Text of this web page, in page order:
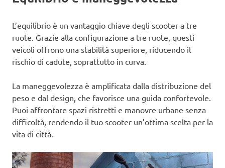
L’equilibrio è un vantaggio chiave degli scooter a tre
ruote. Grazie alla configurazione a tre ruote, questi
veicoli offrono una stabilità superiore, riducendo il
rischio di cadute, soprattutto in curva.
La maneggevolezza è amplificata dalla distribuzione del
peso e dal design, che favorisce una guida confortevole.
Puoi affrontare spazi ristretti e manovre urbane senza
difficoltà, rendendo il tuo scooter un’ottima scelta per la
vita di città.